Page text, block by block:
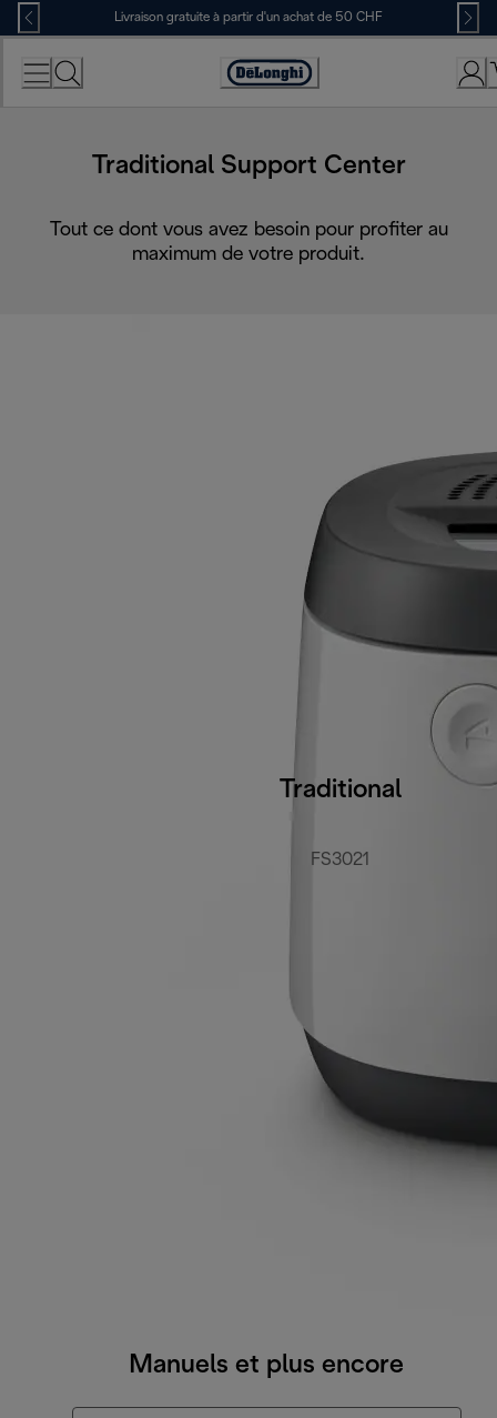
Skip
to
Content
Livraison gratuite à partir d'un achat de 50 CHF
Déclaration
Traditional Support Center
Tout ce dont vous avez besoin pour profiter au
maximum de votre produit.
Traditional
FS3021
Manuels et plus encore